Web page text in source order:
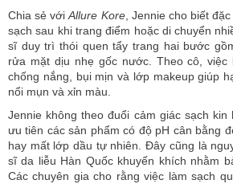
Chia sẻ vớiAllure Kore, Jennie cho biết
sạch sau khi trang điểm hoặc di chuyển
sĩ duy trì thói quen tẩy trang hai bước
rửa mặt dịu nhẹ gốc nước. Theo cô, việc
chống nắng, bụi mịn và lớp makeup giúp
nổi mụn và xỉn màu.
Jennie không theo đuổi cảm giác sạch
ưu tiên các sản phẩm có độ pH cân bằng
hay mất lớp dầu tự nhiên. Đây cũng là
sĩ da liễu Hàn Quốc khuyến khích nhằm
Các chuyên gia cho rằng việc làm sạch